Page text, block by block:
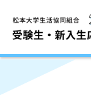
受験生の方へ